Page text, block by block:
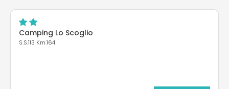
Camping Lo Scoglio
S.S.113 Km.164